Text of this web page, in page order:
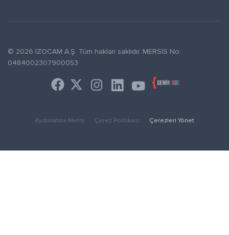
© 2026 İZOCAM A.Ş. Tüm hakları saklıdır. MERSİS No:
0484002307900053
Aydınlatma Metni Çerez Politikası Çerezleri Yönet